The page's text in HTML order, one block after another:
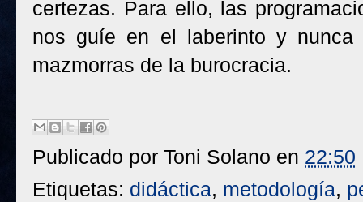
certezas. Para ello, las
nos guíe en el laberinto y
mazmorras de la burocracia.
Publicado por Toni Solano en 22:50
Etiquetas: didáctica, metodología,